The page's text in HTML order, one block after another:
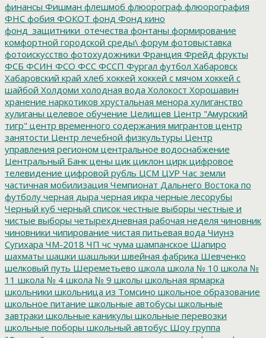
финансы Фишман флешмоб флюорограф флюорография
ФНС фобия ФОКОТ фонд Фонд кино
фонд_защитники_отечества фонтаны формирование
комфортной городской среды\ форум фотовыставка
фотоискусство фотохудожники Франция Фрейд фрукты
ФСБ ФСИН ФСО ФСС ФССП Фургал футбол Хабаровск
Хабаровский край хлеб хоккей хоккей с мячом хоккей с
шайбой Холдоми холодная вода Холокост Хорошавин
хранение наркотиков хрустальная менора хулиганство
хулиганы целевое обучение Целищев Центр "Амурский
тигр" центр временного содержания мигрантов центр
занятости Центр лечебной физкультуры Центр
управления регионом центральное водоснабжение
Центральный Банк цены цик циклон цирк цифровое
телевидение цифровой рубль ЦСМ ЦУР Час земли
частичная мобилизация Чемпионат Дальнего Востока по
футболу черная дыра черная икра черные лесорубы
Черный куб черный список честные выборы честные и
чистые выборы четырехдневная рабочая неделя чиновник
чиновники чипирование чистая питьевая вода Чиунэ
Сугихара ЧМ-2018 ЧП чс чума шампанское Шапиро
шахматы шашки шашлыки швейная фабрика Шевченко
шелковый путь Шереметьево школа школа № 10 школа №
11 школа № 4 школа № 9 школы школьная ярмарка
школьники школьница из Томсино школьное образование
школьное питание школьные автобусы школьные
завтраки школьные каникулы школьные перевозки
школьные поборы школьный автобус Шоу группа